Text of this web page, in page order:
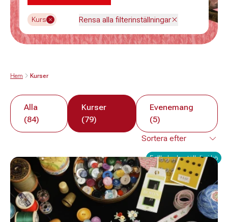
Kurs Rensa alla filterinställningar
Hem Kurser
Alla
(84)
Kurser
(79)
Evenemang
(5)
Fullbokad - ställ dig i kö